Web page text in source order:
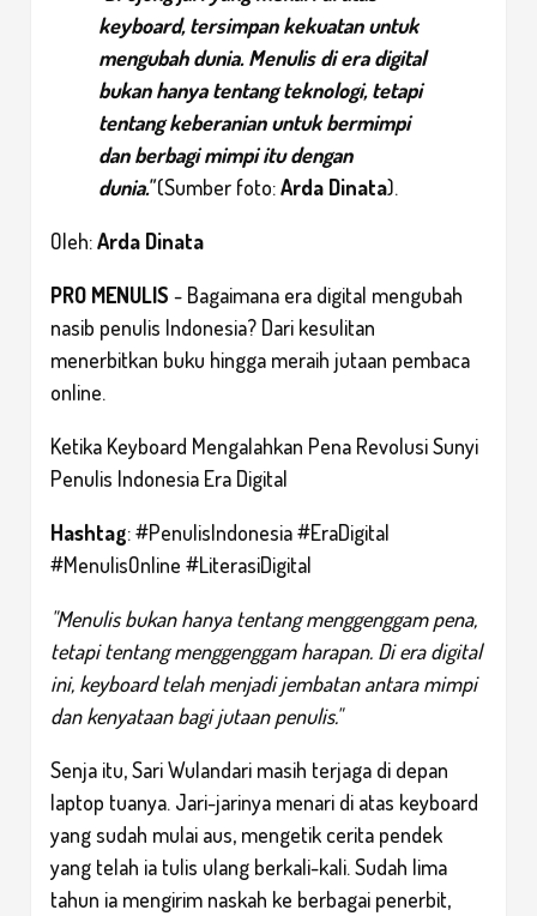
keyboard, tersimpan kekuatan untuk
mengubah dunia. Menulis di era digital
bukan hanya tentang teknologi, tetapi
tentang keberanian untuk bermimpi
dan berbagi mimpi itu dengan
dunia." (Sumber foto:Arda Dinata).
Oleh:Arda Dinata
PRO MENULIS - Bagaimana era digital mengubah
nasib penulis Indonesia? Dari kesulitan
menerbitkan buku hingga meraih jutaan pembaca
online.
Ketika Keyboard Mengalahkan Pena Revolusi Sunyi
Penulis Indonesia Era Digital
Hashtag: #PenulisIndonesia #EraDigital
#MenulisOnline #LiterasiDigital
"Menulis bukan hanya tentang menggenggam pena,
tetapi tentang menggenggam harapan. Di era digital
ini, keyboard telah menjadi jembatan antara mimpi
dan kenyataan bagi jutaan penulis."
Senja itu, Sari Wulandari masih terjaga di depan
laptop tuanya. Jari-jarinya menari di atas keyboard
yang sudah mulai aus, mengetik cerita pendek
yang telah ia tulis ulang berkali-kali. Sudah lima
tahun ia mengirim naskah ke berbagai penerbit,